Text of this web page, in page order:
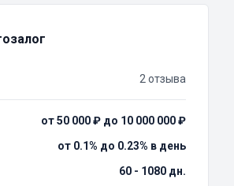
2 отзыва
от 50 000 ₽ до 10 000 000 ₽
от 0.1% до 0.23% в день
60 - 1080 дн.